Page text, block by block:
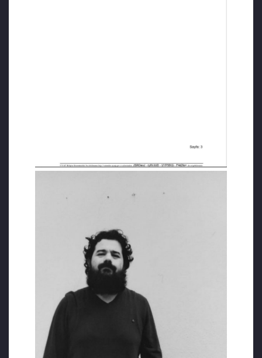
“Ufacık Bartın’da bile yapılan işkenceleri
İnsanların bu durumu mahkeme huzurunda
yapmayı, adeta her dönemin işkencecileri
gibi bu dönemin işkencecileri de koruma
altına alınmıştır ve bu işkencecilerin kimler
olduğu, insanlara hangi zulümleri yaptıkları
tek tek anlatılmış ve kayıtlara da girmiştir.”
ifadelerini kullandı.
İŞKENCECİLERİN İSİMLERİNİ VERDİ
Aksoy, işkencecileri mahkemede isim vererek